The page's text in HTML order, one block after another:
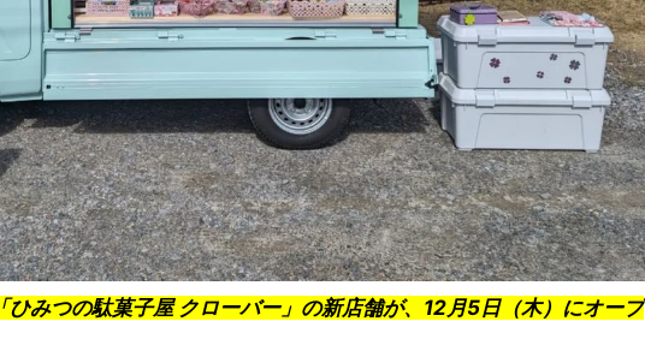
「ひみつの駄菓子屋 クローバー」の新店舗が、12月5日（木）にオープ